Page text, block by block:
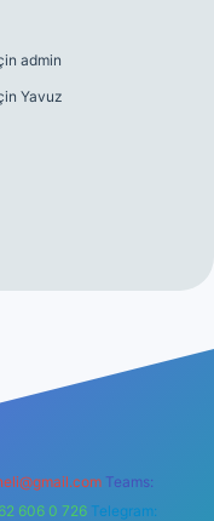
admin
Yavuz
Teams:
606 0 726 Telegram: